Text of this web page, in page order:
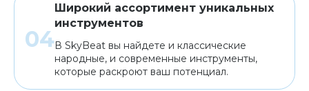
Широкий ассортимент уникальных
инструментов
В SkyBeat вы найдете и классические
народные, и современные инструменты,
которые раскроют ваш потенциал.